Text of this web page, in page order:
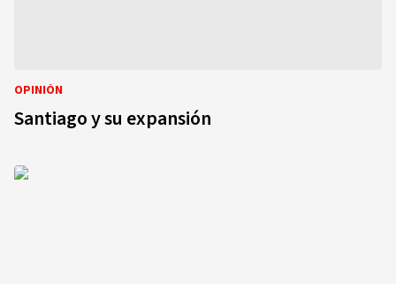
OPINIÓN
Santiago y su expansión